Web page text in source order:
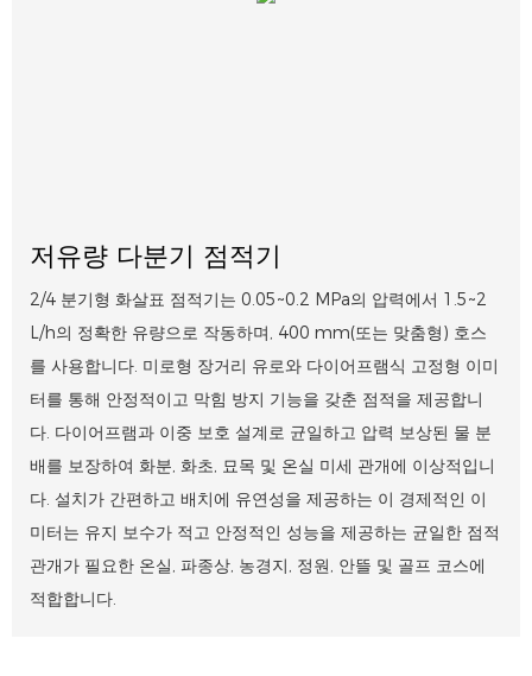
저유량 다분기 점적기
2/4 분기형 화살표 점적기는 0.05~0.2 MPa의 압력에서 1.5~2
L/h의 정확한 유량으로 작동하며, 400 mm(또는 맞춤형) 호스
를 사용합니다. 미로형 장거리 유로와 다이어프램식 고정형 이미
터를 통해 안정적이고 막힘 방지 기능을 갖춘 점적을 제공합니
다. 다이어프램과 이중 보호 설계로 균일하고 압력 보상된 물 분
배를 보장하여 화분, 화초, 묘목 및 온실 미세 관개에 이상적입니
다. 설치가 간편하고 배치에 유연성을 제공하는 이 경제적인 이
미터는 유지 보수가 적고 안정적인 성능을 제공하는 균일한 점적
관개가 필요한 온실, 파종상, 농경지, 정원, 안뜰 및 골프 코스에
적합합니다.